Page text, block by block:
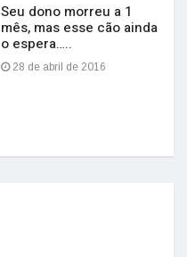
Seu dono morreu a 1
mês, mas esse cão ainda
o espera…..
28 de abril de 2016